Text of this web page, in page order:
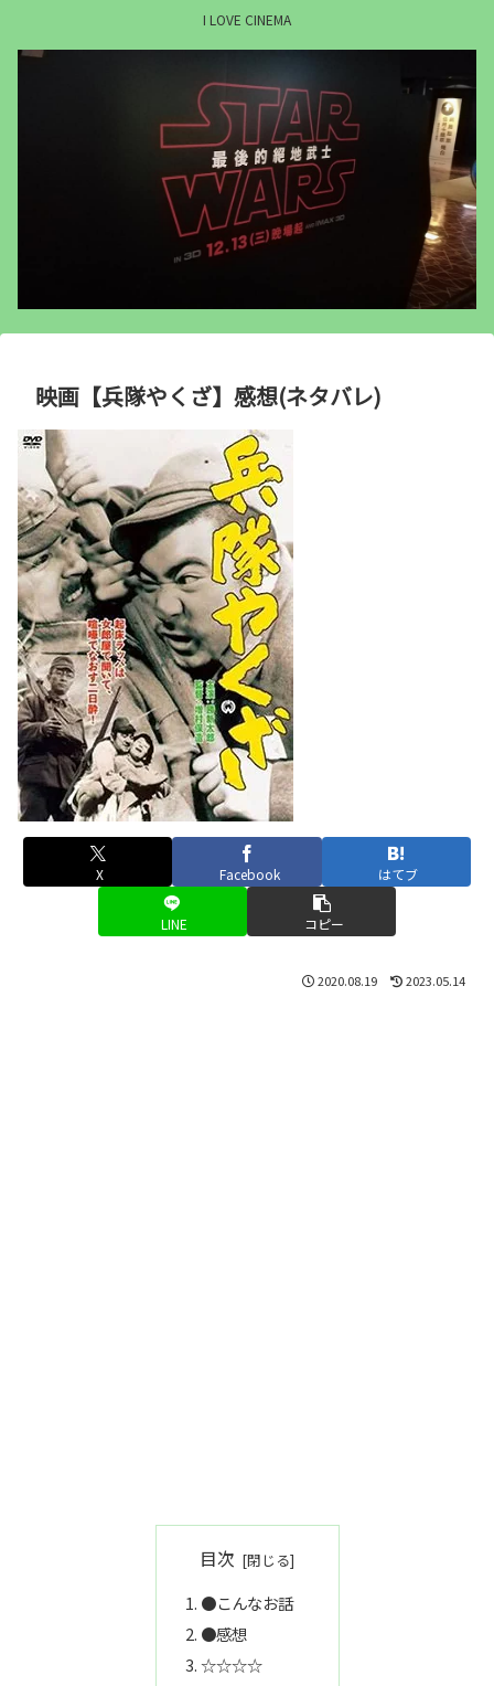
I LOVE CINEMA
映画【兵隊やくざ】感想(ネタバレ)
X Facebook はてブ
LINE コピー
2020.08.19 2023.05.14
目次
●こんなお話
●感想
☆☆☆☆